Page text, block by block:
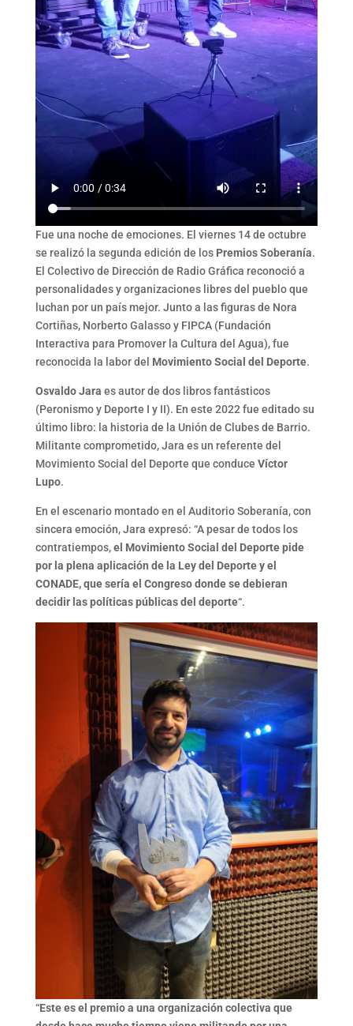
Fue una noche de emociones. El viernes 14 de octubre
se realizó la segunda edición de los Premios Soberanía.
El Colectivo de Dirección de Radio Gráfica reconoció a
personalidades y organizaciones libres del pueblo que
luchan por un país mejor. Junto a las figuras de Nora
Cortiñas, Norberto Galasso y FIPCA (Fundación
Interactiva para Promover la Cultura del Agua), fue
reconocida la labor del Movimiento Social del Deporte.
Osvaldo Jara es autor de dos libros fantásticos
(Peronismo y Deporte I y II). En este 2022 fue editado su
último libro: la historia de la Unión de Clubes de Barrio.
Militante comprometido, Jara es un referente del
Movimiento Social del Deporte que conduce Víctor
Lupo.
En el escenario montado en el Auditorio Soberanía, con
sincera emoción, Jara expresó: “A pesar de todos los
contratiempos,el Movimiento Social del Deporte pide
por la plena aplicación de la Ley del Deporte y el
CONADE, que sería el Congreso donde se debieran
decidir las políticas públicas del deporte“.
“Este es el premio a una organización colectiva que